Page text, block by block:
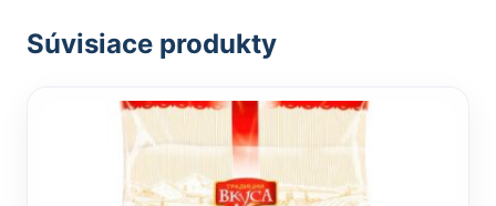
Súvisiace produkty